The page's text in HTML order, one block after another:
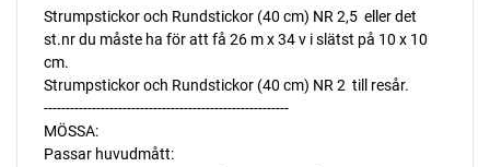
Strumpstickor och Rundstickor (40 cm) NR 2,5  eller det
st.nr du måste ha för att få 26 m x 34 v i slätst på 10 x 10
cm.
Strumpstickor och Rundstickor (40 cm) NR 2  till resår.
--------------------------------------------------------
MÖSSA:
Passar huvudmått: